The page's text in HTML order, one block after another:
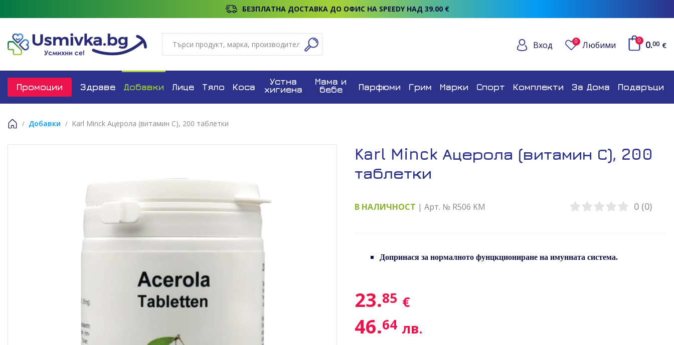
БЕЗПЛАТНА ДОСТАВКА ДО ОФИС НА SPEEDY НАД 39.00 €
Вход 0 Любими 0 0.00 €
Промоции Здраве Добавки Лице Тяло Коса
Устна
хигиена
Мама и
бебе Парфюми Грим Марки Спорт Комплекти За Дома Подаръци
Добавки Karl Minck Ацерола (витамин С), 200 таблетки
Karl Minck Ацерола (витамин С), 200
таблетки
В НАЛИЧНОСТ | Арт. № R506 KM 0 (0)
Допринася за нормалнoто фунцкциониране на имунната система.
23.85 €
46.64 лв.